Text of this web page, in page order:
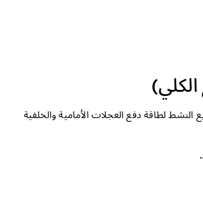
النشط لطاقة دفع العجلات الأمامية والخلفية